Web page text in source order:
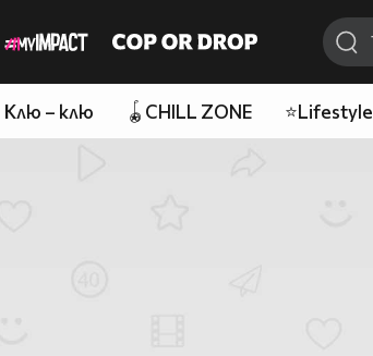
Клю – клю 🪀CHILL ZONE ⭐Lifestyle